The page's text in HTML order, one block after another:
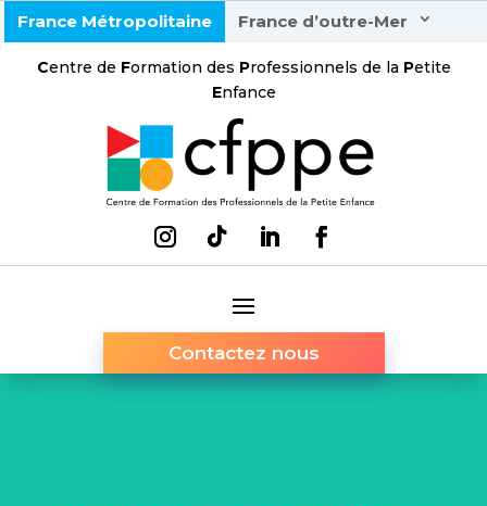
France Métropolitaine France d’outre-Mer
Centre de Formation des Professionnels de la Petite
Enfance
Contactez nous